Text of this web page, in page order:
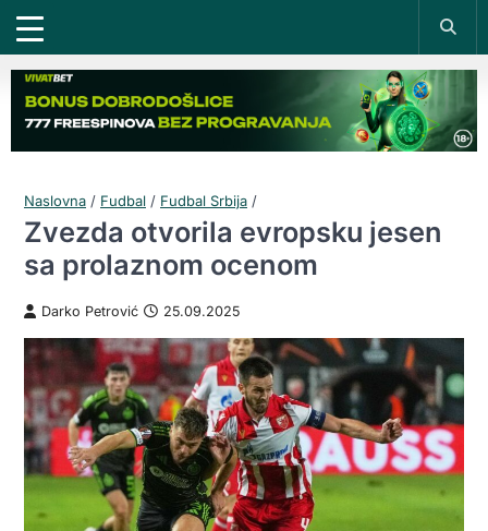
Naslovna / Fudbal / Fudbal Srbija /
Zvezda otvorila evropsku jesen
sa prolaznom ocenom
Darko Petrović 25.09.2025